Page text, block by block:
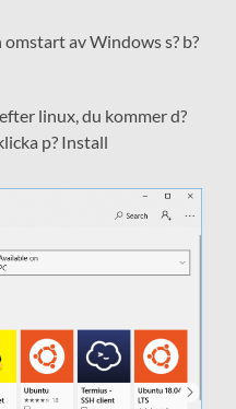
av Windows s? b?
linux, du kommer d?
p? Install